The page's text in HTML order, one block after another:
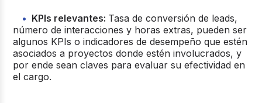
KPIs relevantes: Tasa de conversión de leads,
número de interacciones y horas extras, pueden ser
algunos KPIs o indicadores de desempeño que estén
asociados a proyectos donde estén involucrados, y
por ende sean claves para evaluar su efectividad en
el cargo.